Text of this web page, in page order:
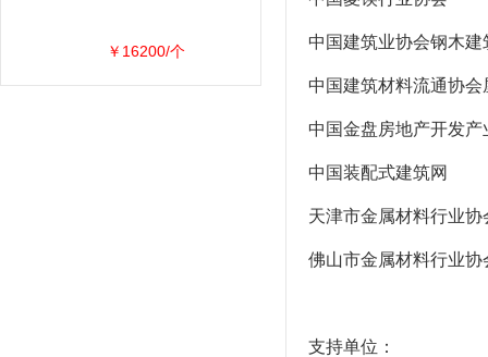
中国建筑业协会钢木建
中国建筑材料流通协
中国金盘房地产开发产
中国装配式建筑网
天津市金属材料行业协
佛山市金属材料行业协
支持单位：
￥16200/个